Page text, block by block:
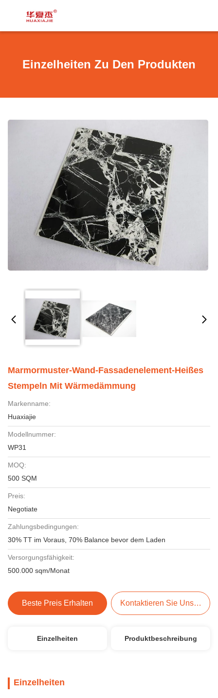
Einzelheiten Zu Den Produkten
Marmormuster-Wand-Fassadenelement-Heißes
Stempeln Mit Wärmedämmung
Markenname:
Huaxiajie
Modellnummer:
WP31
MOQ:
500 SQM
Preis:
Negotiate
Zahlungsbedingungen:
30% TT im Voraus, 70% Balance bevor dem Laden
Versorgungsfähigkeit:
500.000 sqm/Monat
Beste Preis Erhalten Kontaktieren Sie Uns Jetzt
Einzelheiten Produktbeschreibung
Einzelheiten